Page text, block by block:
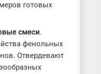
готовых
смеси.
фенольных
Отвердевают